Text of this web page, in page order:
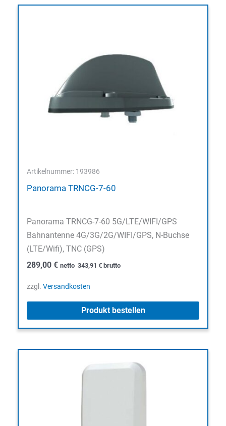
Artikelnummer: 193986
Panorama TRNCG-7-60
Panorama TRNCG-7-60 5G/LTE/WIFI/GPS
Bahnantenne 4G/3G/2G/WIFI/GPS, N-Buchse
(LTE/Wifi), TNC (GPS)
289,00 € netto 343,91 € brutto
zzgl. Versandkosten
Produkt bestellen